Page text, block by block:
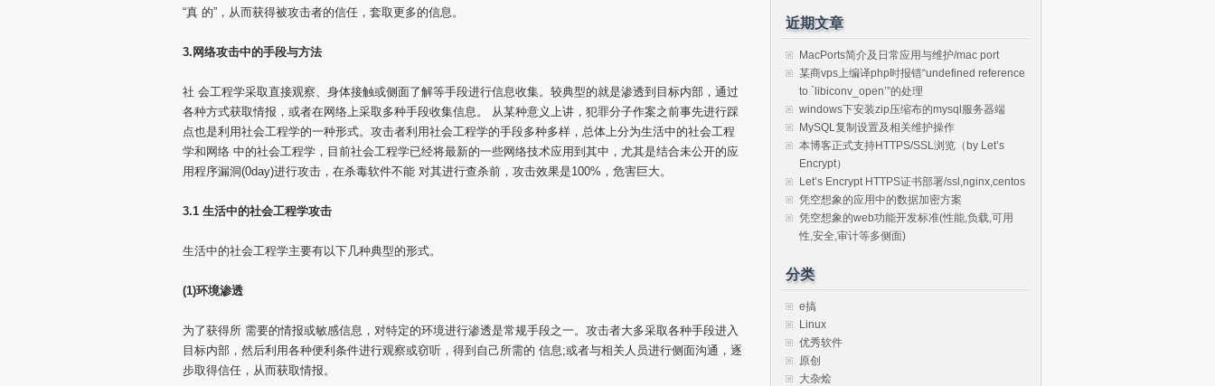
“真 的”，从而获得被攻击者的信任，套取更多的信息。
3.网络攻击中的手段与方法
社 会工程学采取直接观察、身体接触或侧面了解等手段进行信息收集。较典型的就是渗透到目标内部，通过
各种方式获取情报，或者在网络上采取多种手段收集信息。 从某种意义上讲，犯罪分子作案之前事先进行踩
点也是利用社会工程学的一种形式。攻击者利用社会工程学的手段多种多样，总体上分为生活中的社会工程
学和网络 中的社会工程学，目前社会工程学已经将最新的一些网络技术应用到其中，尤其是结合未公开的应
用程序漏洞(0day)进行攻击，在杀毒软件不能 对其进行查杀前，攻击效果是100%，危害巨大。
3.1 生活中的社会工程学攻击
生活中的社会工程学主要有以下几种典型的形式。
(1)环境渗透
为了获得所 需要的情报或敏感信息，对特定的环境进行渗透是常规手段之一。攻击者大多采取各种手段进入
目标内部，然后利用各种便利条件进行观察或窃听，得到自己所需的 信息;或者与相关人员进行侧面沟通，逐
步取得信任，从而获取情报。
近期文章
MacPorts简介及日常应用与维护/mac port
某商vps上编译php时报错“undefined reference
to `libiconv_open’”的处理
windows下安装zip压缩布的mysql服务器端
MySQL复制设置及相关维护操作
本博客正式支持HTTPS/SSL浏览（by Let’s
Encrypt）
Let’s Encrypt HTTPS证书部署/ssl,nginx,centos
凭空想象的应用中的数据加密方案
凭空想象的web功能开发标准(性能,负载,可用
性,安全,审计等多侧面)
分类
e搞
Linux
优秀软件
原创
大杂烩